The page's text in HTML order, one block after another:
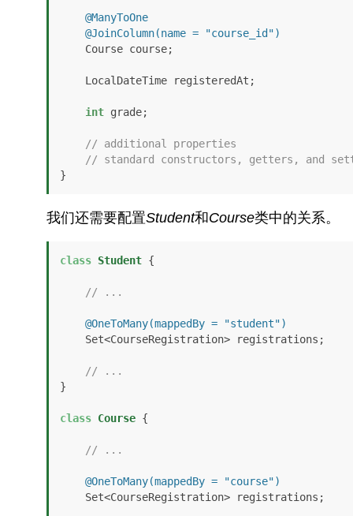
@ManyToOne
@JoinColumn(name = "course_id")
int grade;
// additional properties
// standard constructors, getters, and
}
我们还需要配置Student和Course类中的关系。
class Student {
// ...
@OneToMany(mappedBy = "student")
// ...
}
class Course {
// ...
@OneToMany(mappedBy = "course")